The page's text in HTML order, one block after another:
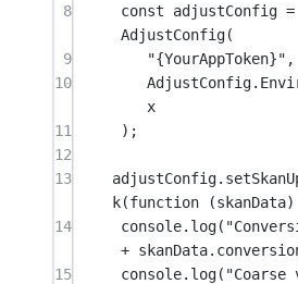
8
const adjustConfig =
AdjustConfig(
9
"{YourAppToken}" ,
10
x
11
);
12
13
adjustConfig.
k(function (skanData
14
console. log(
+
15
console. log(